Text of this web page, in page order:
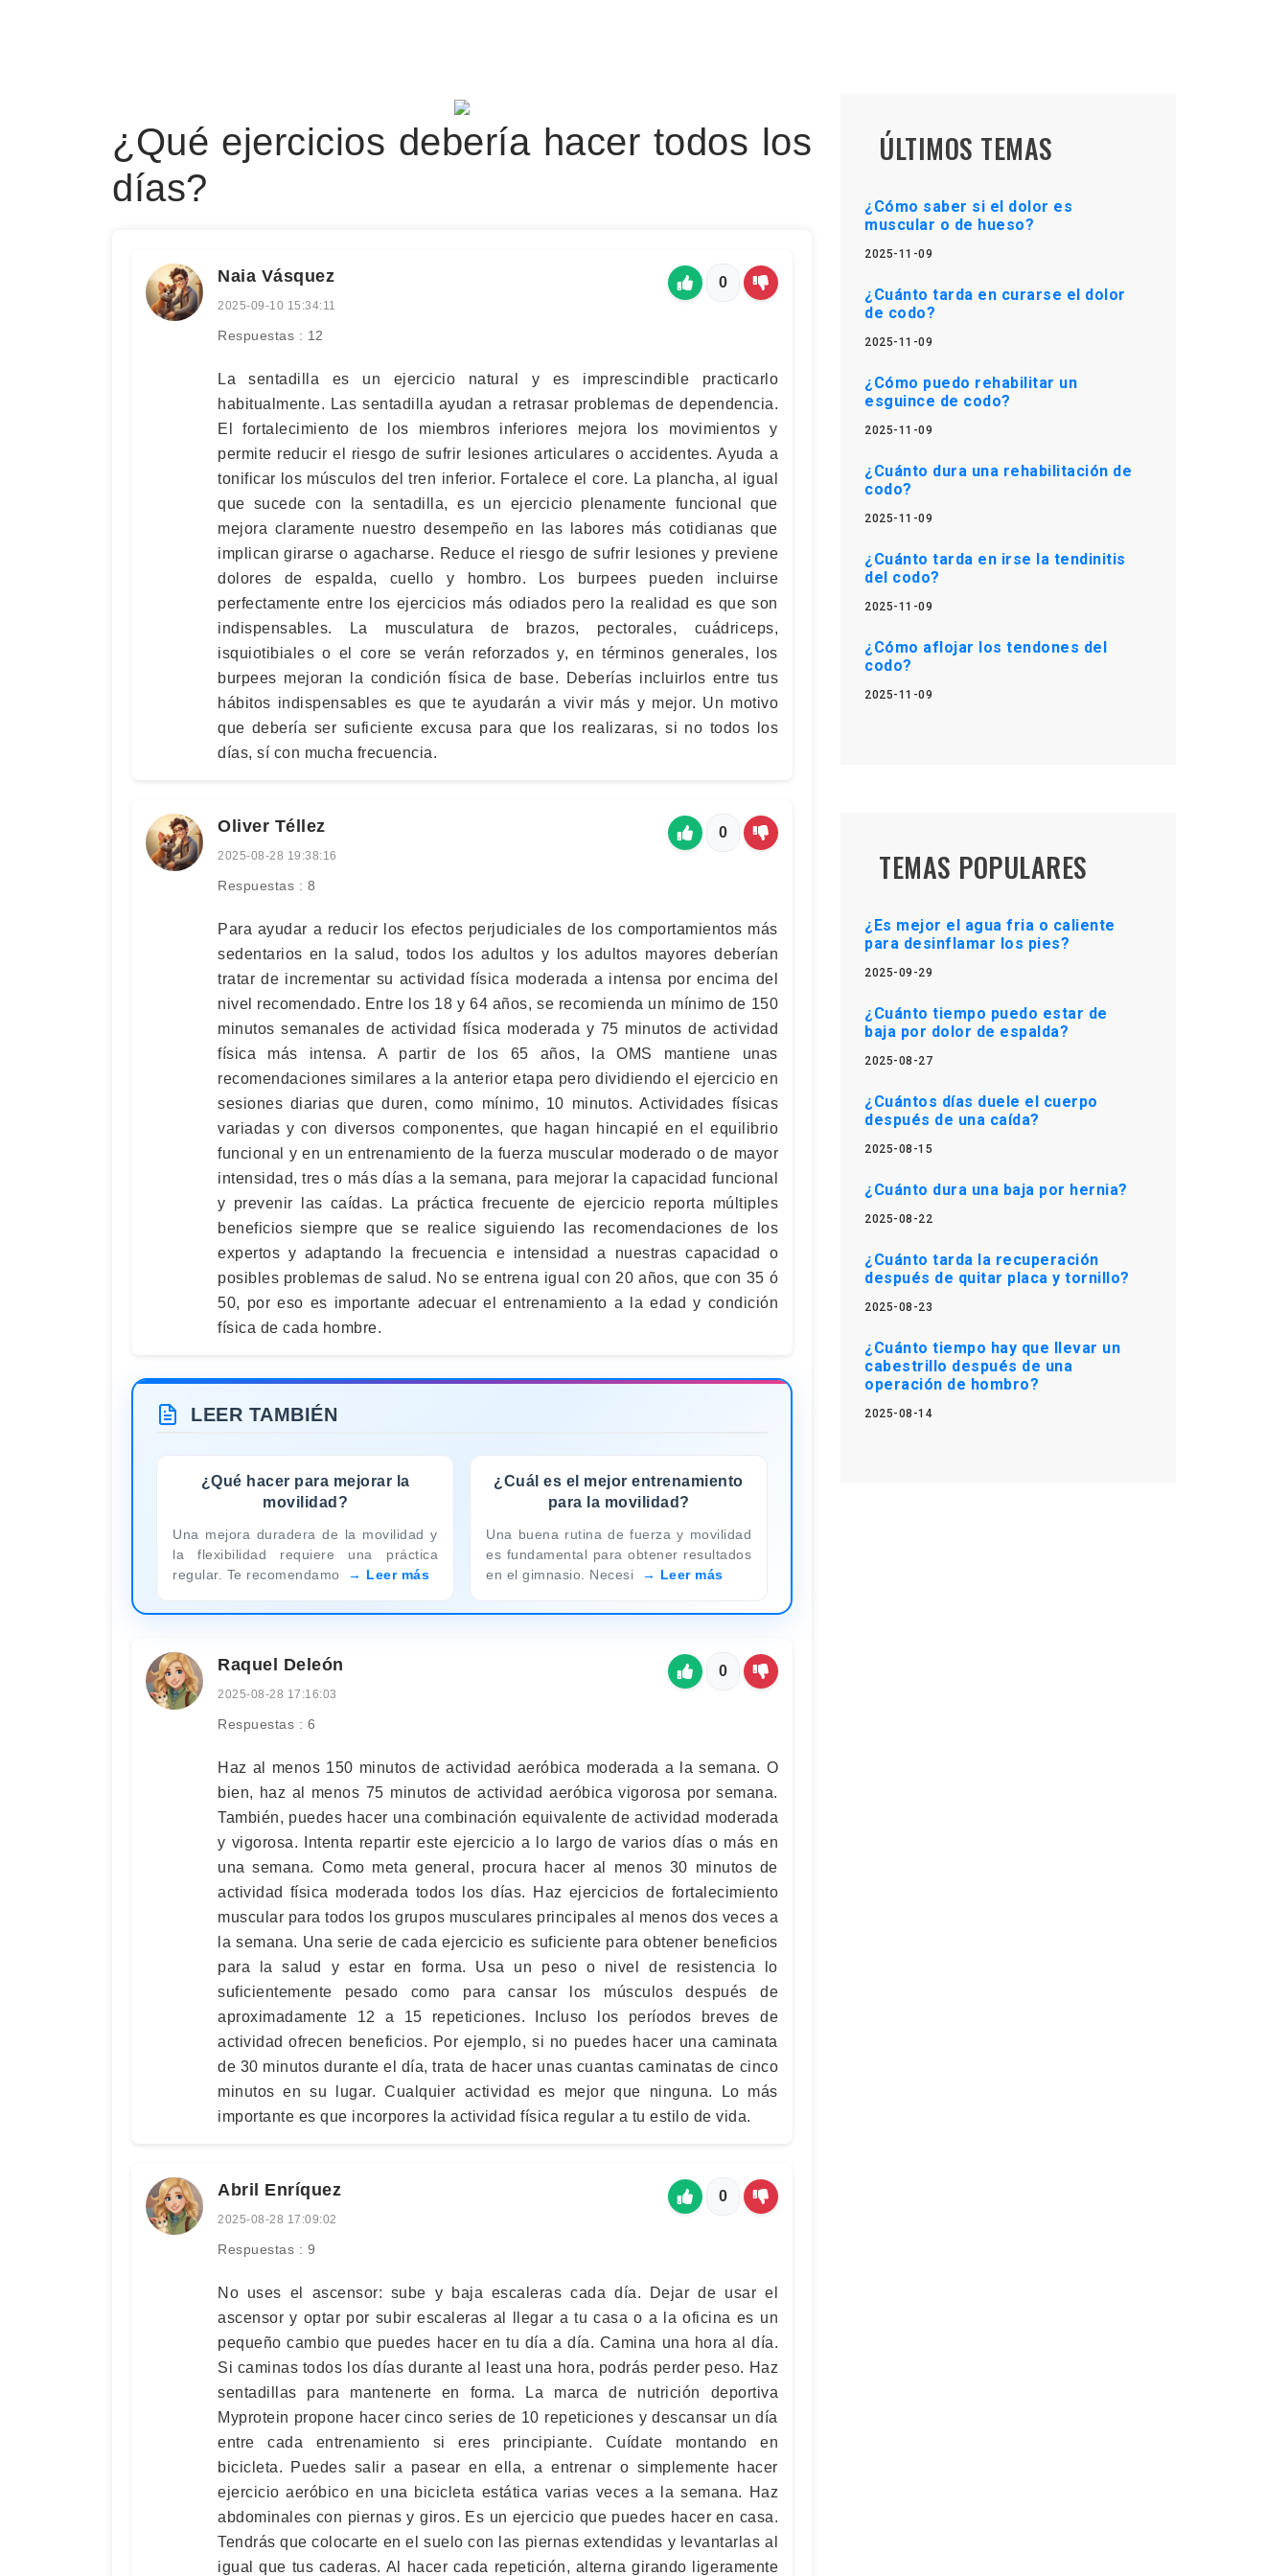
¿Qué ejercicios debería hacer todos los
días?
Naia Vásquez
2025-09-10 15:34:11
Respuestas : 12
0
La sentadilla es un ejercicio natural y es imprescindible practicarlo
habitualmente. Las sentadilla ayudan a retrasar problemas de dependencia.
El fortalecimiento de los miembros inferiores mejora los movimientos y
permite reducir el riesgo de sufrir lesiones articulares o accidentes. Ayuda a
tonificar los músculos del tren inferior. Fortalece el core. La plancha, al igual
que sucede con la sentadilla, es un ejercicio plenamente funcional que
mejora claramente nuestro desempeño en las labores más cotidianas que
implican girarse o agacharse. Reduce el riesgo de sufrir lesiones y previene
dolores de espalda, cuello y hombro. Los burpees pueden incluirse
perfectamente entre los ejercicios más odiados pero la realidad es que son
indispensables. La musculatura de brazos, pectorales, cuádriceps,
isquiotibiales o el core se verán reforzados y, en términos generales, los
burpees mejoran la condición física de base. Deberías incluirlos entre tus
hábitos indispensables es que te ayudarán a vivir más y mejor. Un motivo
que debería ser suficiente excusa para que los realizaras, si no todos los
días, sí con mucha frecuencia.
Oliver Téllez
2025-08-28 19:38:16
Respuestas : 8
0
Para ayudar a reducir los efectos perjudiciales de los comportamientos más
sedentarios en la salud, todos los adultos y los adultos mayores deberían
tratar de incrementar su actividad física moderada a intensa por encima del
nivel recomendado. Entre los 18 y 64 años, se recomienda un mínimo de 150
minutos semanales de actividad física moderada y 75 minutos de actividad
física más intensa. A partir de los 65 años, la OMS mantiene unas
recomendaciones similares a la anterior etapa pero dividiendo el ejercicio en
sesiones diarias que duren, como mínimo, 10 minutos. Actividades físicas
variadas y con diversos componentes, que hagan hincapié en el equilibrio
funcional y en un entrenamiento de la fuerza muscular moderado o de mayor
intensidad, tres o más días a la semana, para mejorar la capacidad funcional
y prevenir las caídas. La práctica frecuente de ejercicio reporta múltiples
beneficios siempre que se realice siguiendo las recomendaciones de los
expertos y adaptando la frecuencia e intensidad a nuestras capacidad o
posibles problemas de salud. No se entrena igual con 20 años, que con 35 ó
50, por eso es importante adecuar el entrenamiento a la edad y condición
física de cada hombre.
LEER TAMBIÉN
¿Qué hacer para mejorar la
movilidad?
Una mejora duradera de la movilidad y
la flexibilidad requiere una práctica
regular. Te recomendamo
Leer más
¿Cuál es el mejor entrenamiento
para la movilidad?
Una buena rutina de fuerza y movilidad
es fundamental para obtener resultados
en el gimnasio. Necesi
Leer más
Raquel Deleón
2025-08-28 17:16:03
Respuestas : 6
0
Haz al menos 150 minutos de actividad aeróbica moderada a la semana. O
bien, haz al menos 75 minutos de actividad aeróbica vigorosa por semana.
También, puedes hacer una combinación equivalente de actividad moderada
y vigorosa. Intenta repartir este ejercicio a lo largo de varios días o más en
una semana. Como meta general, procura hacer al menos 30 minutos de
actividad física moderada todos los días. Haz ejercicios de fortalecimiento
muscular para todos los grupos musculares principales al menos dos veces a
la semana. Una serie de cada ejercicio es suficiente para obtener beneficios
para la salud y estar en forma. Usa un peso o nivel de resistencia lo
suficientemente pesado como para cansar los músculos después de
aproximadamente 12 a 15 repeticiones. Incluso los períodos breves de
actividad ofrecen beneficios. Por ejemplo, si no puedes hacer una caminata
de 30 minutos durante el día, trata de hacer unas cuantas caminatas de cinco
minutos en su lugar. Cualquier actividad es mejor que ninguna. Lo más
importante es que incorpores la actividad física regular a tu estilo de vida.
Abril Enríquez
2025-08-28 17:09:02
Respuestas : 9
0
No uses el ascensor: sube y baja escaleras cada día. Dejar de usar el
ascensor y optar por subir escaleras al llegar a tu casa o a la oficina es un
pequeño cambio que puedes hacer en tu día a día. Camina una hora al día.
Si caminas todos los días durante al least una hora, podrás perder peso. Haz
sentadillas para mantenerte en forma. La marca de nutrición deportiva
Myprotein propone hacer cinco series de 10 repeticiones y descansar un día
entre cada entrenamiento si eres principiante. Cuídate montando en
bicicleta. Puedes salir a pasear en ella, a entrenar o simplemente hacer
ejercicio aeróbico en una bicicleta estática varias veces a la semana. Haz
abdominales con piernas y giros. Es un ejercicio que puedes hacer en casa.
Tendrás que colocarte en el suelo con las piernas extendidas y levantarlas al
igual que tus caderas. Al hacer cada repetición, alterna girando ligeramente
ÚLTIMOS TEMAS
¿Cómo saber si el dolor es
muscular o de hueso?
2025-11-09
¿Cuánto tarda en curarse el dolor
de codo?
2025-11-09
¿Cómo puedo rehabilitar un
esguince de codo?
2025-11-09
¿Cuánto dura una rehabilitación de
codo?
2025-11-09
¿Cuánto tarda en irse la tendinitis
del codo?
2025-11-09
¿Cómo aflojar los tendones del
codo?
2025-11-09
TEMAS POPULARES
¿Es mejor el agua fria o caliente
para desinflamar los pies?
2025-09-29
¿Cuánto tiempo puedo estar de
baja por dolor de espalda?
2025-08-27
¿Cuántos días duele el cuerpo
después de una caída?
2025-08-15
¿Cuánto dura una baja por hernia?
2025-08-22
¿Cuánto tarda la recuperación
después de quitar placa y tornillo?
2025-08-23
¿Cuánto tiempo hay que llevar un
cabestrillo después de una
operación de hombro?
2025-08-14